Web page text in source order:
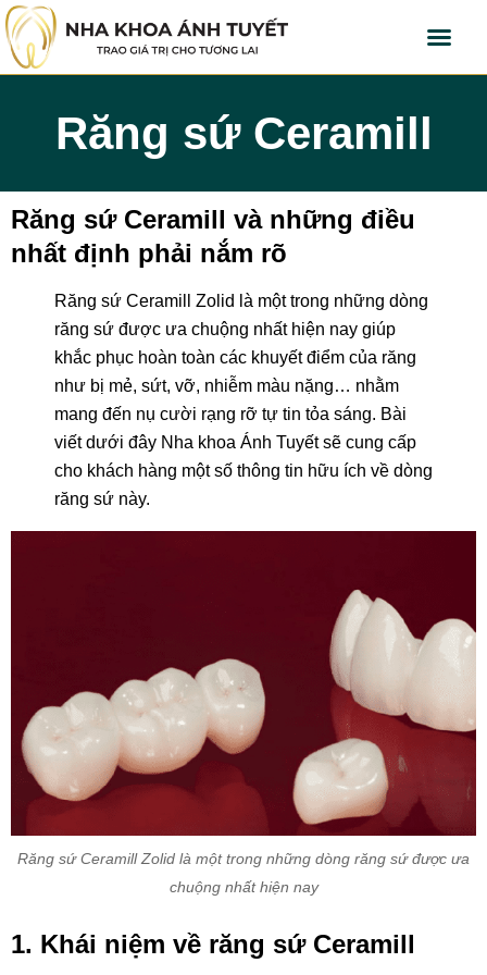
Răng sứ Ceramill
Răng sứ Ceramill và những điều
nhất định phải nắm rõ
Răng sứ Ceramill Zolid là một trong những dòng
răng sứ được ưa chuộng nhất hiện nay giúp
khắc phục hoàn toàn các khuyết điểm của răng
như bị mẻ, sứt, vỡ, nhiễm màu nặng… nhằm
mang đến nụ cười rạng rỡ tự tin tỏa sáng. Bài
viết dưới đây Nha khoa Ánh Tuyết sẽ cung cấp
cho khách hàng một số thông tin hữu ích về dòng
răng sứ này.
Răng sứ Ceramill Zolid là một trong những dòng răng sứ được ưa
chuộng nhất hiện nay
1. Khái niệm về răng sứ Ceramill